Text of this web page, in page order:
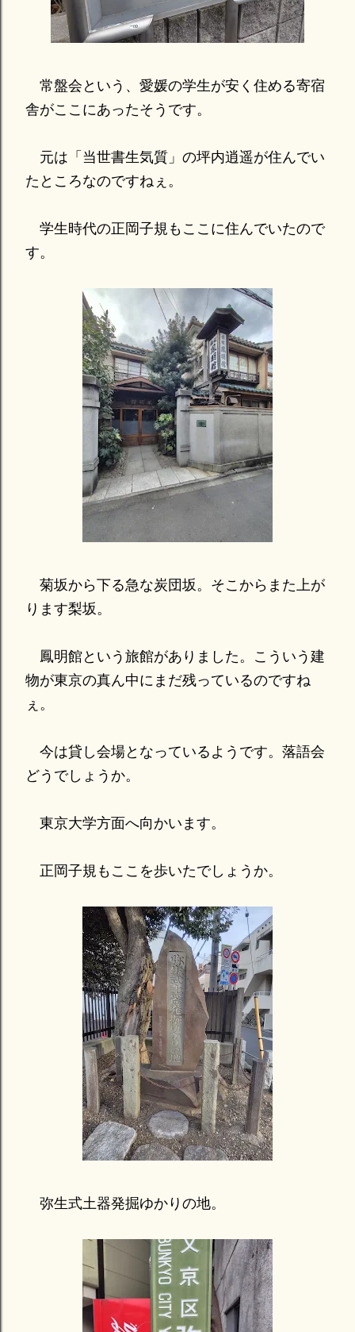
常盤会という、愛媛の学生が安く住める寄宿
舎がここにあったそうです。
元は「当世書生気質」の坪内逍遥が住んでい
たところなのですねぇ。
学生時代の正岡子規もここに住んでいたので
す。
菊坂から下る急な炭団坂。そこからまた上が
ります梨坂。
鳳明館という旅館がありました。こういう建
物が東京の真ん中にまだ残っているのですね
ぇ。
今は貸し会場となっているようです。落語会
どうでしょうか。
東京大学方面へ向かいます。
正岡子規もここを歩いたでしょうか。
弥生式土器発掘ゆかりの地。